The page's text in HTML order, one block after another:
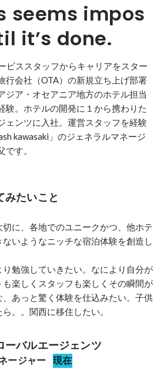
seems impos
it’s done.
ビススタッフからキャリアをスター
行会社（OTA）の新規立ち上げ部署
ジア・オセアニア地方のホテル担当
験。ホテルの開発に１から携わりた
ェンツに入社。運営スタッフを経験
kawasaki」のジェネラルマネージ
す。
みたいこと
に、各地でのユニークかつ、他ホテ
ないようなニッチな宿泊体験を創造し
勉強していきたい。なにより自分が
楽しくスタッフも楽しくその瞬間が
あっと驚く体験を仕込みたい。子供
ーバルエージェンツ
ージャー 現在